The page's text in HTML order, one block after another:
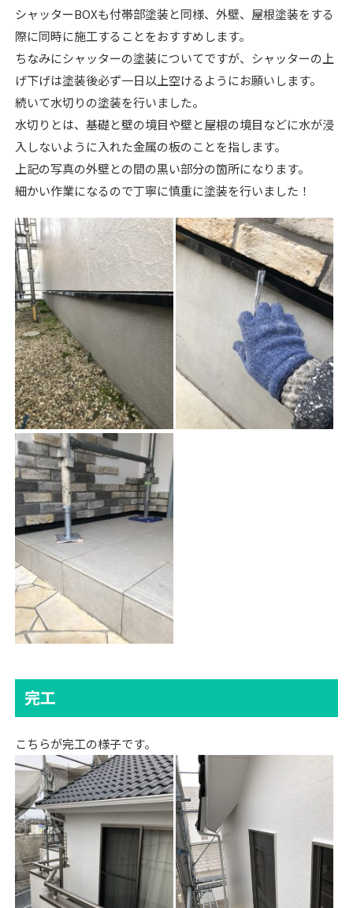
シャッターBOXも付帯部塗装と同様、外壁、屋根塗装をする
際に同時に施工することをおすすめします。
ちなみにシャッターの塗装についてですが、シャッターの上
げ下げは塗装後必ず一日以上空けるようにお願いします。
続いて水切りの塗装を行いました。
水切りとは、基礎と壁の境目や壁と屋根の境目などに水が浸
入しないように入れた金属の板のことを指します。
上記の写真の外壁との間の黒い部分の箇所になります。
細かい作業になるので丁寧に慎重に塗装を行いました！
完工
こちらが完工の様子です。